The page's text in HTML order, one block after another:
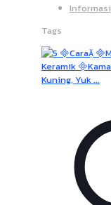
Informasi
Tags